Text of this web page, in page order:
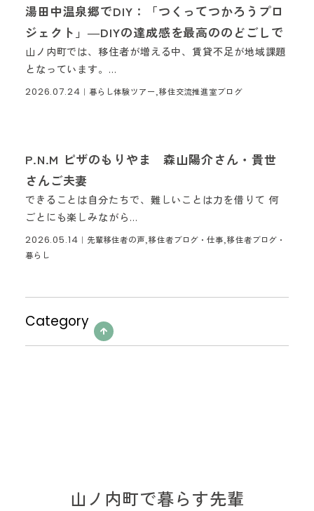
湯田中温泉郷でDIY：「つくってつかろうプロ
ジェクト」―DIYの達成感を最高ののどごしで
山ノ内町では、移住者が増える中、賃貸不足が地域課題
となっています。...
2026.07.24 ｜ 暮らし体験ツアー,移住交流推進室ブログ
P.N.M ピザのもりやま 森山陽介さん・貴世
さんご夫妻
できることは自分たちで、難しいことは力を借りて 何
ごとにも楽しみながら...
2026.05.14 ｜ 先輩移住者の声,移住者ブログ・仕事,移住者ブログ・
暮らし
Category
山ノ内町で暮らす先輩